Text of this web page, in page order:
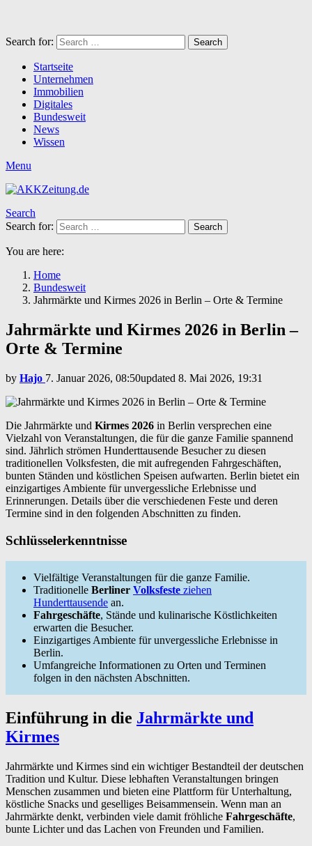
Search for: Search
Startseite
Unternehmen
Immobilien
Digitales
Bundesweit
News
Wissen
Menu
Search
Search for:
Search
You are here:
Home
Bundesweit
Jahrmärkte und Kirmes 2026 in Berlin – Orte & Termine
Jahrmärkte und Kirmes 2026 in Berlin –
Orte & Termine
by Hajo 7. Januar 2026, 08:50updated 8. Mai 2026, 19:31
Die Jahrmärkte und Kirmes 2026 in Berlin versprechen eine
Vielzahl von Veranstaltungen, die für die ganze Familie spannend
sind. Jährlich strömen Hunderttausende Besucher zu diesen
traditionellen Volksfesten, die mit aufregenden Fahrgeschäften,
bunten Ständen und köstlichen Speisen aufwarten. Berlin bietet ein
einzigartiges Ambiente für unvergessliche Erlebnisse und
Erinnerungen. Details über die verschiedenen Feste und deren
Termine sind in den folgenden Abschnitten zu finden.
Schlüsselerkenntnisse
Vielfältige Veranstaltungen für die ganze Familie.
Traditionelle Berliner Volksfeste ziehen
Hunderttausende an.
Fahrgeschäfte, Stände und kulinarische Köstlichkeiten
erwarten die Besucher.
Einzigartiges Ambiente für unvergessliche Erlebnisse in
Berlin.
Umfangreiche Informationen zu Orten und Terminen
folgen in den nächsten Abschnitten.
Einführung in die Jahrmärkte und
Kirmes
Jahrmärkte und Kirmes sind ein wichtiger Bestandteil der deutschen
Tradition und Kultur. Diese lebhaften Veranstaltungen bringen
Menschen zusammen und bieten eine Plattform für Unterhaltung,
köstliche Snacks und geselliges Beisammensein. Wenn man an
Jahrmärkte denkt, verbinden viele damit fröhliche Fahrgeschäfte,
bunte Lichter und das Lachen von Freunden und Familien.